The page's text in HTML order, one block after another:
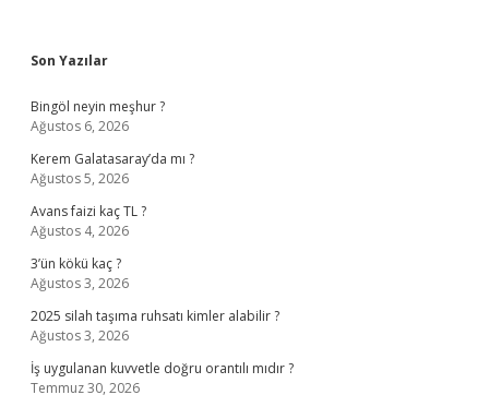
Sidebar
Son Yazılar
Bingöl neyin meşhur ?
Ağustos 6, 2026
Kerem Galatasaray’da mı ?
Ağustos 5, 2026
Avans faizi kaç TL ?
Ağustos 4, 2026
3’ün kökü kaç ?
Ağustos 3, 2026
2025 silah taşıma ruhsatı kimler alabilir ?
Ağustos 3, 2026
İş uygulanan kuvvetle doğru orantılı mıdır ?
Temmuz 30, 2026